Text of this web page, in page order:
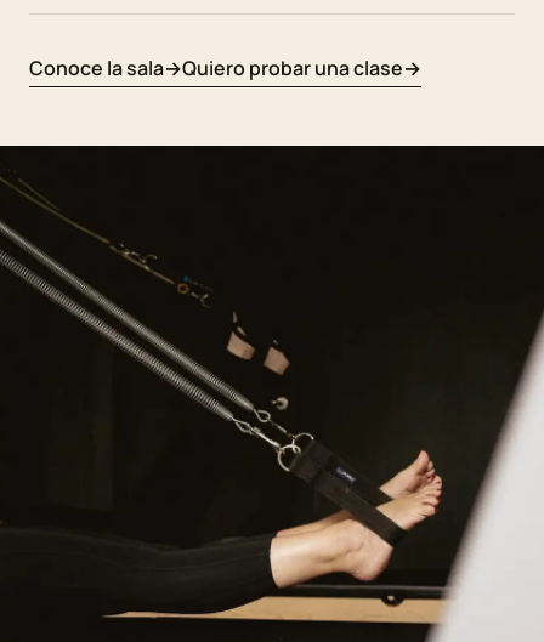
Conoce la sala Quiero probar una clase